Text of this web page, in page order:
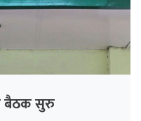
बैठक सुरु